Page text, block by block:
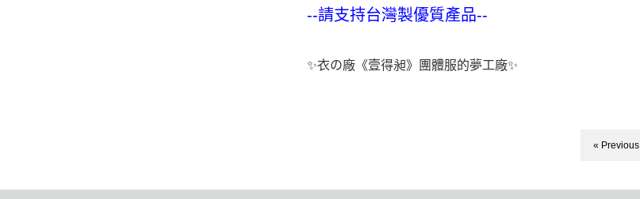
--請支持台灣製優質產品--
✨衣の廠《壹得昶》團體服的夢工廠✨
« Previous